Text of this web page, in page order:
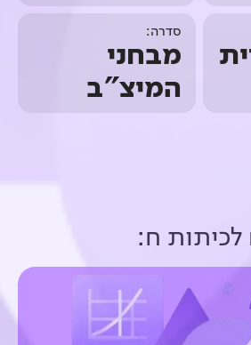
סדרה:
מבחני
המיצ"ב
לכיתות ח: